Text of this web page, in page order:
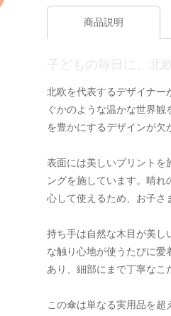
商品説明
子どもの毎日に、北
北欧を代表するデザイナー
ぐかのような温かな世界
を豊かにするデザインが欠
表面には美しいプリントを
ングを施しています。晴
心して使えるため、お子さ
持ち手は自然な木目が美し
な触り心地が使うたびに
あり、細部にまで丁寧なこ
この傘は単なる実用品を超